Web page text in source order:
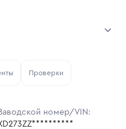
торги
354 ₽
Проверки
номер/VIN: